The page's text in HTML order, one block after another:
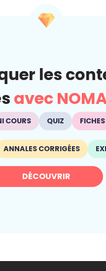
les
avec
COURS QUIZ FICHES
ANNALES CORRIGÉES
DÉCOUVRIR